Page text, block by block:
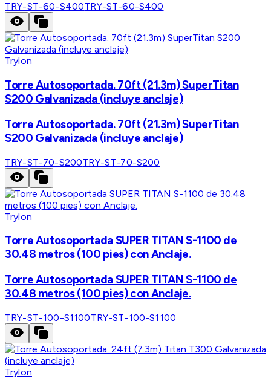
TRY-ST-60-S400TRY-ST-60-S400
Trylon
Torre Autosoportada. 70ft (21.3m) SuperTitan
S200 Galvanizada (incluye anclaje)
Torre Autosoportada. 70ft (21.3m) SuperTitan
S200 Galvanizada (incluye anclaje)
TRY-ST-70-S200TRY-ST-70-S200
Trylon
Torre Autosoportada SUPER TITAN S-1100 de
30.48 metros (100 pies) con Anclaje.
Torre Autosoportada SUPER TITAN S-1100 de
30.48 metros (100 pies) con Anclaje.
TRY-ST-100-S1100TRY-ST-100-S1100
Trylon